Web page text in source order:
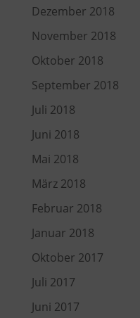
Dezember 2018
November 2018
Oktober 2018
September 2018
Juli 2018
Juni 2018
Mai 2018
März 2018
Februar 2018
Januar 2018
Oktober 2017
Juli 2017
Juni 2017